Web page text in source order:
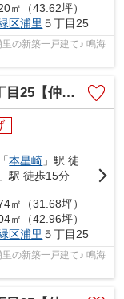
㎡（43.62坪）
区浦里 ５丁目25
新築一戸建て♪ 鳴海
新築一戸建て 2号棟
「本星崎 」駅 徒歩10分
」駅 徒歩15分
㎡（31.68坪）
㎡（42.96坪）
区浦里 ５丁目25
新築一戸建て♪ 鳴海